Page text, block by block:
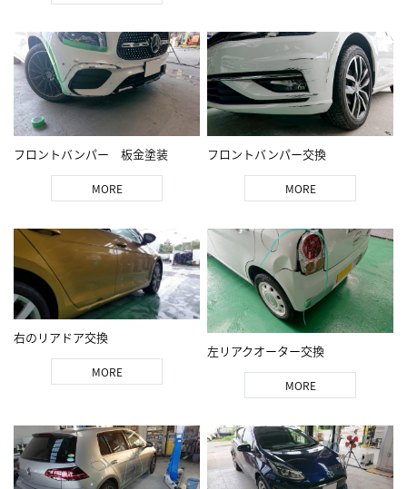
フロントバンパー 板金塗装
MORE
フロントバンパー交換
MORE
右のリアドア交換
MORE
左リアクオーター交換
MORE